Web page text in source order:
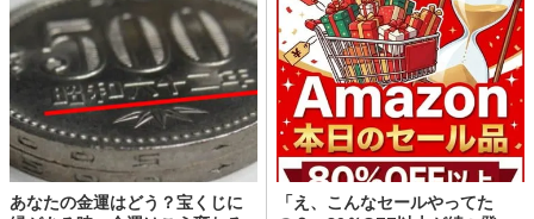
あなたの金運はどう？宝くじに
「え、こんなセールやってた